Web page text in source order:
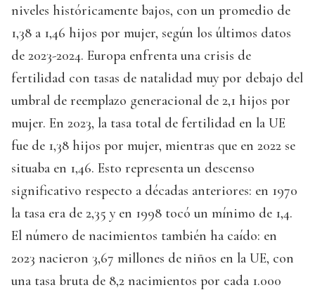
niveles históricamente bajos, con un promedio de
1,38 a 1,46 hijos por mujer, según los últimos datos
de 2023-2024. Europa enfrenta una crisis de
fertilidad con tasas de natalidad muy por debajo del
umbral de reemplazo generacional de 2,1 hijos por
mujer. En 2023, la tasa total de fertilidad en la UE
fue de 1,38 hijos por mujer, mientras que en 2022 se
situaba en 1,46. Esto representa un descenso
significativo respecto a décadas anteriores: en 1970
la tasa era de 2,35 y en 1998 tocó un mínimo de 1,4.
El número de nacimientos también ha caído: en
2023 nacieron 3,67 millones de niños en la UE, con
una tasa bruta de 8,2 nacimientos por cada 1.000